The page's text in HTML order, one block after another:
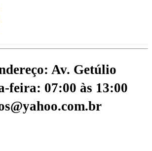
Av. Getúlio
feira: 07:00 às 13:00